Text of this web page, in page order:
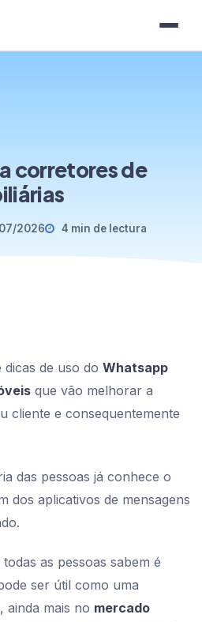
corretores de
2026 4 min de lectura
de uso do Whatsapp
que vão melhorar a
cliente e consequentemente
das pessoas já conhece o
dos aplicativos de mensagens
as pessoas sabem é
ser útil como uma
ainda mais no mercado